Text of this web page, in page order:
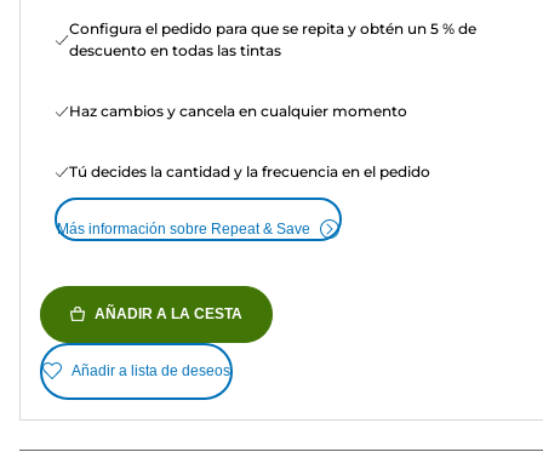
Configura el pedido para que se repita y obtén un 5 % de
descuento en todas las tintas
Haz cambios y cancela en cualquier momento
Tú decides la cantidad y la frecuencia en el pedido
Más información sobre Repeat & Save
AÑADIR A LA CESTA
Añadir a lista de deseos